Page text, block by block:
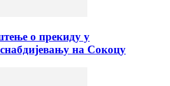
о прекиду у
на Сокоцу